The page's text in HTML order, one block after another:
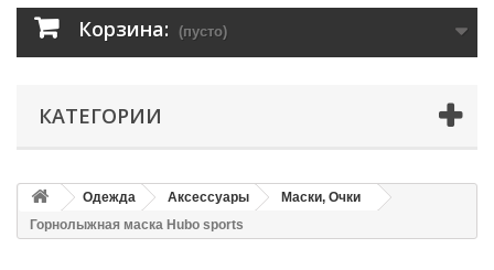
Корзина: (пусто)
КАТЕГОРИИ
Одежда Аксессуары
Маски, Очки
Горнолыжная маска Hubo sports